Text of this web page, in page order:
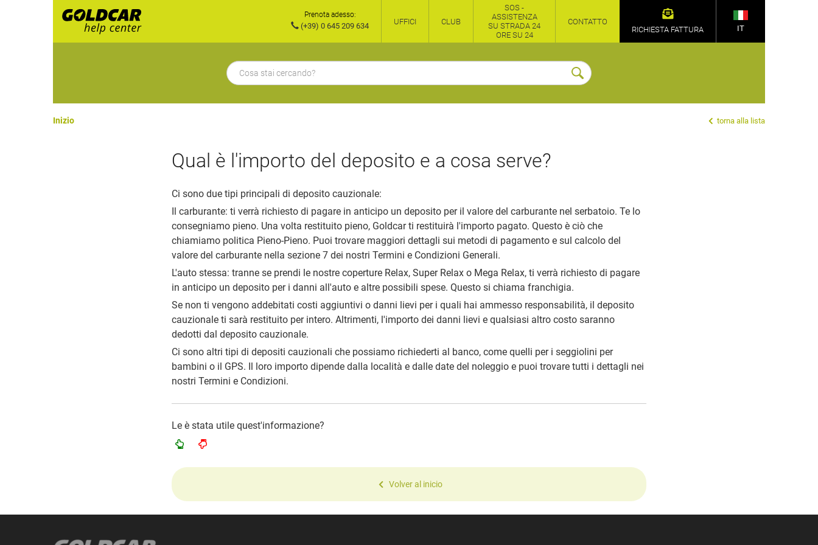
Prenota adesso:
(+39) 0 645 209 634 UFFICI CLUB
SOS -
ASSISTENZA
SU STRADA 24
ORE SU 24
CONTATTO
RICHIESTA FATTURA
IT
Inizio torna alla lista
Qual è l'importo del deposito e a cosa serve?
Ci sono due tipi principali di deposito cauzionale:
Il carburante: ti verrà richiesto di pagare in anticipo un deposito per il valore del carburante nel serbatoio. Te lo
consegniamo pieno. Una volta restituito pieno, Goldcar ti restituirà l'importo pagato. Questo è ciò che
chiamiamo politica Pieno-Pieno. Puoi trovare maggiori dettagli sui metodi di pagamento e sul calcolo del
valore del carburante nella sezione 7 dei nostri Termini e Condizioni Generali.
L'auto stessa: tranne se prendi le nostre coperture Relax, Super Relax o Mega Relax, ti verrà richiesto di pagare
in anticipo un deposito per i danni all'auto e altre possibili spese. Questo si chiama franchigia.
Se non ti vengono addebitati costi aggiuntivi o danni lievi per i quali hai ammesso responsabilità, il deposito
cauzionale ti sarà restituito per intero. Altrimenti, l'importo dei danni lievi e qualsiasi altro costo saranno
dedotti dal deposito cauzionale.
Ci sono altri tipi di depositi cauzionali che possiamo richiederti al banco, come quelli per i seggiolini per
bambini o il GPS. Il loro importo dipende dalla località e dalle date del noleggio e puoi trovare tutti i dettagli nei
nostri Termini e Condizioni.
Le è stata utile quest'informazione?
Volver al inicio